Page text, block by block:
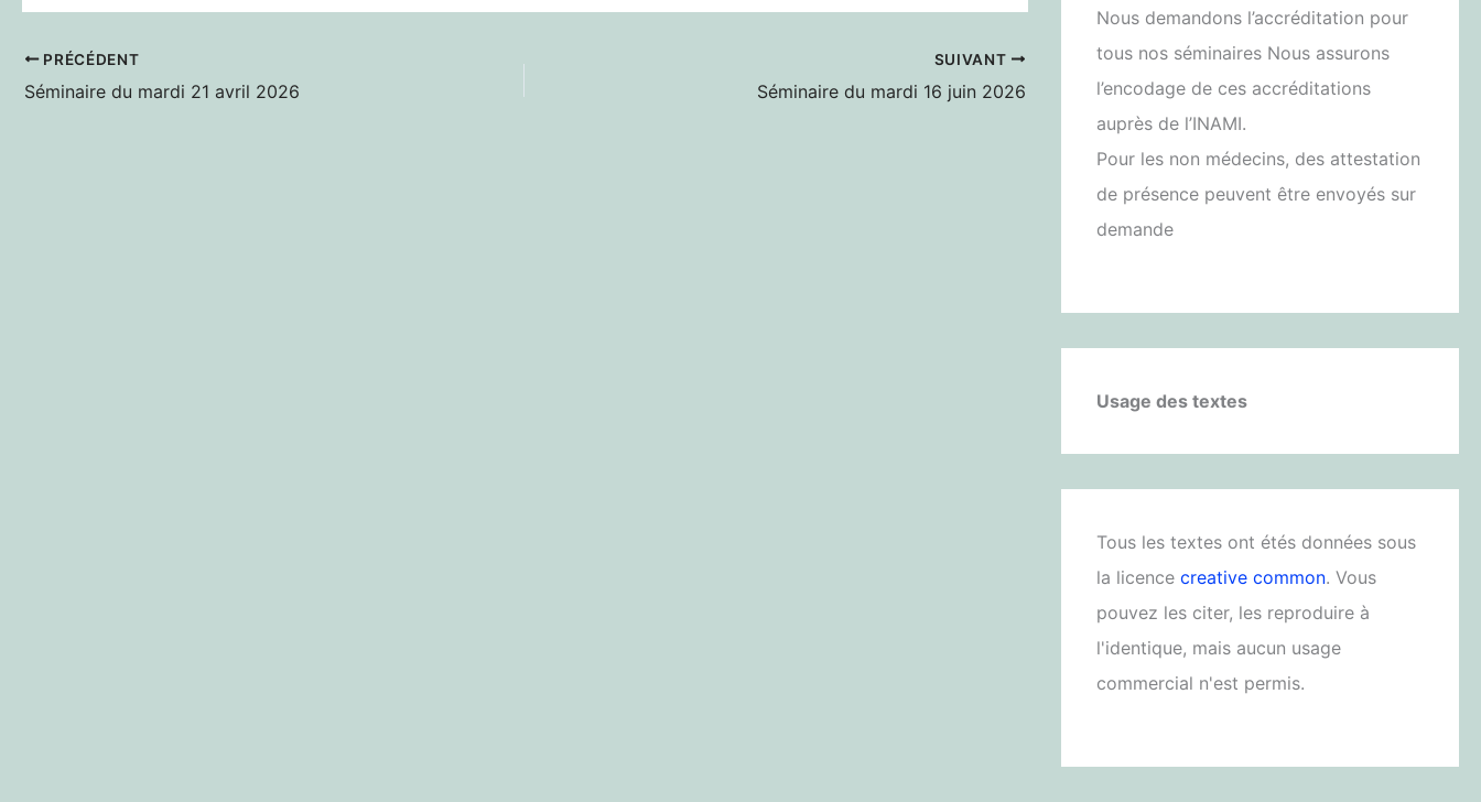
PRÉCÉDENT
Séminaire du mardi 21 avril 2026
SUIVANT
Séminaire du mardi 16 juin 2026
Nous demandons l’accréditation pour
tous nos séminaires Nous assurons
l’encodage de ces accréditations
auprès de l’INAMI.
Pour les non médecins, des attestation
de présence peuvent être envoyés sur
demande
Usage des textes
Tous les textes ont étés données sous
la licence creative common. Vous
pouvez les citer, les reproduire à
l'identique, mais aucun usage
commercial n'est permis.